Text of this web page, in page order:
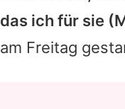
das ich für sie
am Freitag